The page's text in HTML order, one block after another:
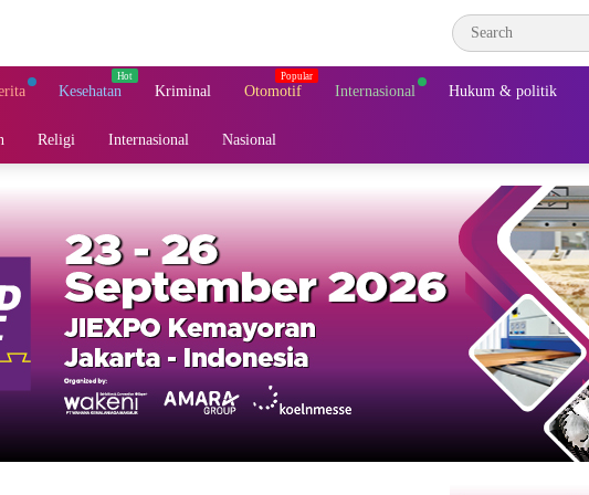
Kesehatan Kriminal Otomotif Internasional Hukum & politik
Religi Internasional Nasional